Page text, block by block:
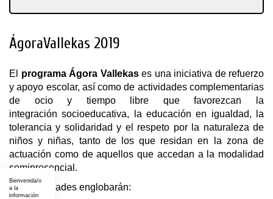
ÁgoraVallekas 2019
El programa Ágora Vallekases una iniciativa de refuerzo
y apoyo escolar, así como de actividades complementarias
de ocio y tiempo libre que favorezcan la
integración socioeducativa, la educación en igualdad, la
tolerancia y solidaridad y el respeto por la naturaleza de
niños y niñas, tanto de los que residan en la zona de
actuación como de aquellos que accedan a la modalidad
semipresencial.
Las actividades englobarán:
Bienvenida/o
a la
información